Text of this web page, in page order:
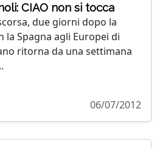
CIAO non si tocca
due giorni dopo la
Spagna agli Europei di
ritorna da una settimana
06/07/2012